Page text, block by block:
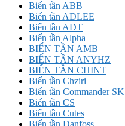
Biến tần ABB
Biến tần ADLEE
Biến tần ADT
Biến tần Alpha
BIẾN TẦN AMB
BIẾN TẦN ANYHZ
BIẾN TẦN CHINT
Biến tần Chziri
Biến tần Commander SK
Biến tần CS
Biến tần Cutes